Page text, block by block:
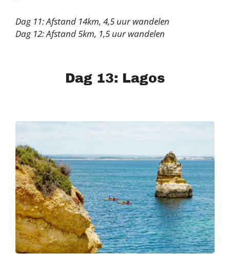
Dag 11: Afstand 14km, 4,5 uur wandelen
Dag 12: Afstand 5km, 1,5 uur wandelen
Dag 13: Lagos